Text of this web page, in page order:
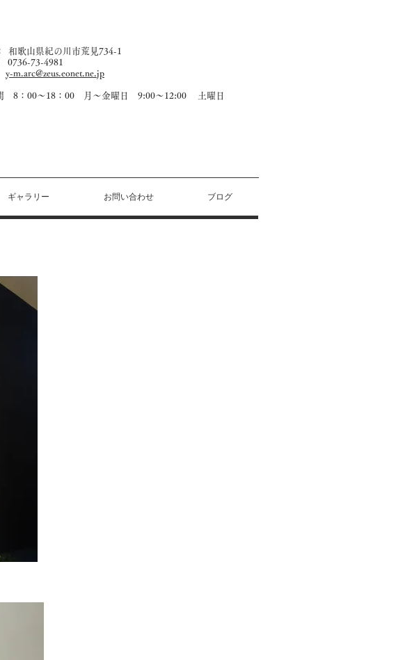
和歌山県紀の川市荒見734-1
0736-73-4981
y-m.arc@zeus.eonet.ne.jp
8：00～18：00 月～金曜日 9:00～12:00 土曜日
ギャラリー お問い合わせ ブログ